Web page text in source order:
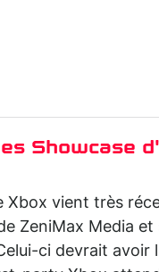
Showcase
Xbox vient très
ZeniMax Media
ci devrait